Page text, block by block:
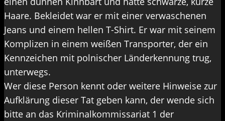
Haare. Bekleidet war er mit einer verwaschenen
Jeans und einem hellen T-Shirt. Er war mit seinem
Komplizen in einem weißen Transporter, der ein
Kennzeichen mit polnischer Länderkennung trug,
unterwegs.
Wer diese Person kennt oder weitere Hinweise zur
Aufklärung dieser Tat geben kann, der wende sich
bitte an das Kriminalkommissariat 1 der